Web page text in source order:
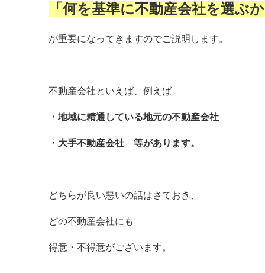
「何を基準に不動産会社を選ぶ
が重要になってきますのでご説明します。
不動産会社といえば、例えば
・地域に精通している地元の不動産会社
・大手不動産会社 等があります。
どちらが良い悪いの話はさておき、
どの不動産会社にも
得意・不得意がございます。